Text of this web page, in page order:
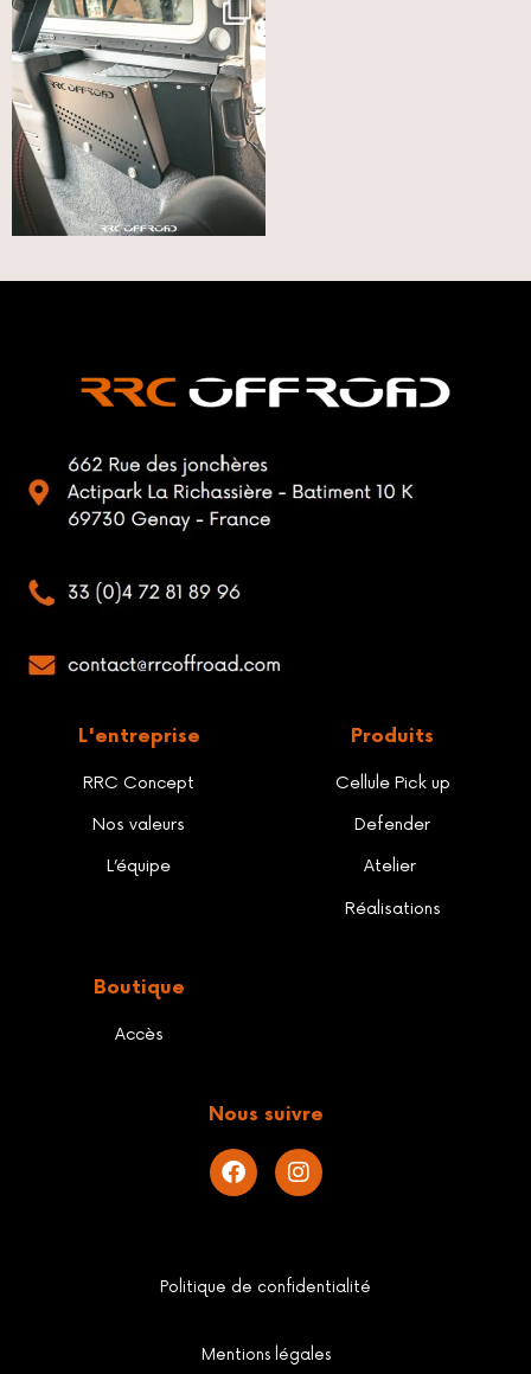
L'entreprise
RRC Concept
Nos valeurs
L’équipe
Produits
Cellule Pick up
Defender
Atelier
Réalisations
Boutique
Accès
Nous suivre
Politique de confidentialité
Mentions légales